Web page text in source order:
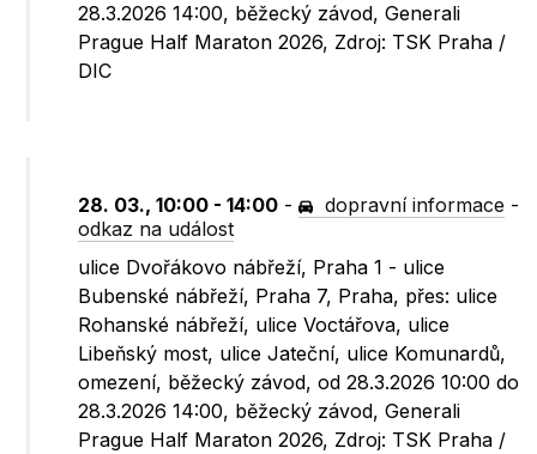
28.3.2026 14:00, běžecký závod, Generali
Prague Half Maraton 2026, Zdroj: TSK Praha /
DIC
28. 03., 10:00 - 14:00 - dopravní informace -
odkaz na událost
ulice Dvořákovo nábřeží, Praha 1 - ulice
Bubenské nábřeží, Praha 7, Praha, přes: ulice
Rohanské nábřeží, ulice Voctářova, ulice
Libeňský most, ulice Jateční, ulice Komunardů,
omezení, běžecký závod, od 28.3.2026 10:00 do
28.3.2026 14:00, běžecký závod, Generali
Prague Half Maraton 2026, Zdroj: TSK Praha /